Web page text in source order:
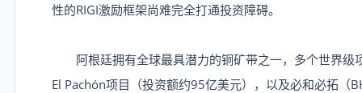
性的RIGI激励框架尚难完全打通投资障碍。
阿根廷拥有全球最具潜力的铜矿带之一，多个世界级
El Pachón项目（投资额约95亿美元），以及必和必拓（